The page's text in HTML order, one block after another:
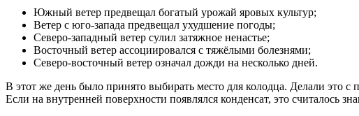
Южный ветер предвещал богатый урожай яровых культур;
Ветер с юго-запада предвещал ухудшение погоды;
Северо-западный ветер сулил затяжное ненастье;
Восточный ветер ассоциировался с тяжёлыми болезнями;
Северо-восточный ветер означал дожди на несколько дней.
В этот же день было принято выбирать место для колодца. Делали это
Если на внутренней поверхности появлялся конденсат, это считалось